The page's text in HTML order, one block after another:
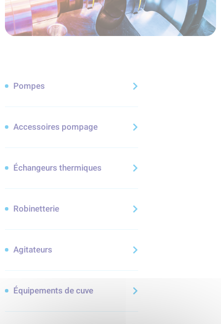
Pompes
Accessoires pompage
Échangeurs thermiques
Robinetterie
Agitateurs
Équipements de cuve